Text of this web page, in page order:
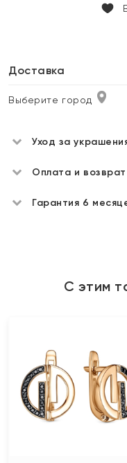
Доставка
Выберите город
Уход за
Оплата и возврат
Гарантия 6
С этим